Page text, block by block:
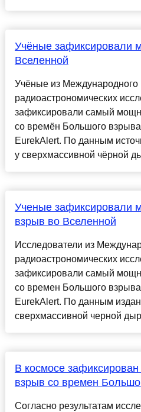
Учёные зафиксировали
Вселенной
Учёные из Международного
радиоастрономических
зафиксировали самый
со времён Большого
EurekAlert. По данным
у сверхмассивной чёрной
Ученые зафиксировали
взрыв во Вселенной
Исследователи из
радиоастрономических
зафиксировали самый
со времен Большого
EurekAlert. По данным
сверхмассивной черной
В космосе
взрыв со времен
Согласно результатам